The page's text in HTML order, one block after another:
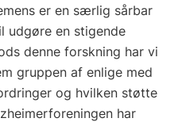
er en særlig sårbar
udgøre en stigende
denne forskning har vi
gruppen af enlige med
og hvilken støtte
har